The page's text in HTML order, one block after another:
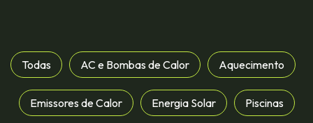
Todas AC e Bombas de Calor Aquecimento
Emissores de Calor Energia Solar Piscinas